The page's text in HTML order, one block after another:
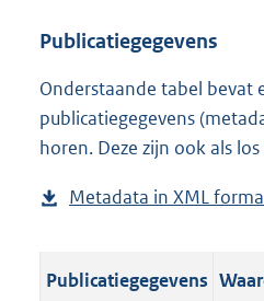
w
l
o
a
p
b
s
a
n
d
g
o
Publicatiegegevens
Onderstaande tabel bevat
publicatiegegevens
horen. Deze zijn ook als
Metadata in XML
Publicatiegegevens